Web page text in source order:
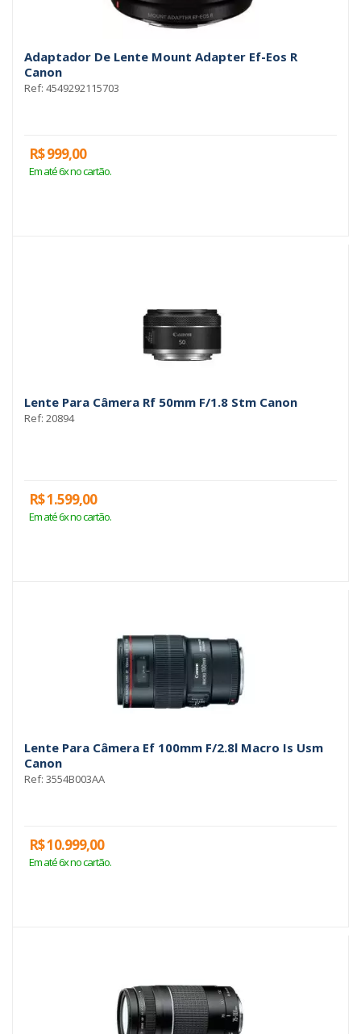
Adaptador De Lente Mount Adapter Ef-Eos R
Canon
Ref: 4549292115703
R$ 999,00
Em até 6x no cartão.
Lente Para Câmera Rf 50mm F/1.8 Stm Canon
Ref: 20894
R$ 1.599,00
Em até 6x no cartão.
Lente Para Câmera Ef 100mm F/2.8l Macro Is Usm
Canon
Ref: 3554B003AA
R$ 10.999,00
Em até 6x no cartão.